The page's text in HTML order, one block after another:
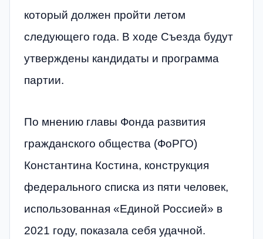
который должен пройти летом
следующего года. В ходе Съезда будут
утверждены кандидаты и программа
партии.
По мнению главы Фонда развития
гражданского общества (ФоРГО)
Константина Костина, конструкция
федерального списка из пяти человек,
использованная «Единой Россией» в
2021 году, показала себя удачной.